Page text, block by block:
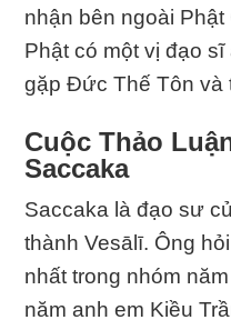
nhận bên ngoài
Phật có một vị đạo
gặp Ðức Thế Tôn và
Cuộc Thảo
Saccaka
Saccaka là đạo sư
thành Vesālī. Ông
nhất trong nhóm
năm anh em Kiều